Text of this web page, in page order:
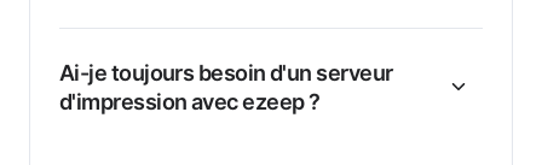
Ai-je toujours besoin d'un serveur
d'impression avec ezeep ?